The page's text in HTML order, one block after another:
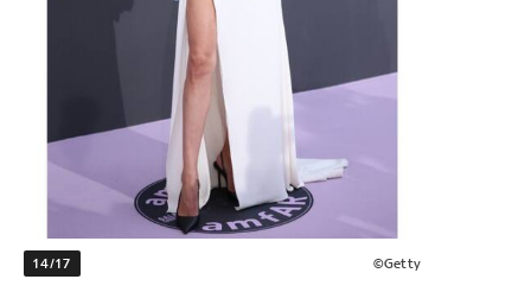
14/17 ©Getty